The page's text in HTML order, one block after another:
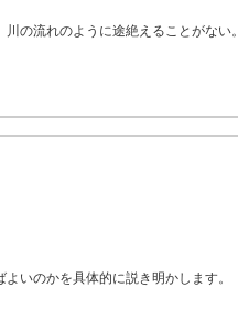
の流れのように途絶えることがない。
いのかを具体的に説き明かします。